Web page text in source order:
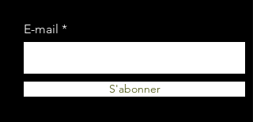
E-mail
S'abonner